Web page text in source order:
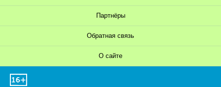
Партнёры
Обратная связь
О сайте